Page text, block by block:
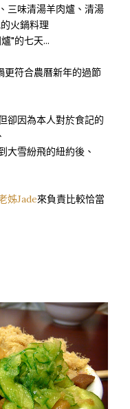
三味清湯羊肉爐、清湯
火鍋料理
"的七天...
更符合農曆新年的過節
卻因為本人對於食記的
大雪紛飛的紐約後、
姊Jade來負責比較恰當